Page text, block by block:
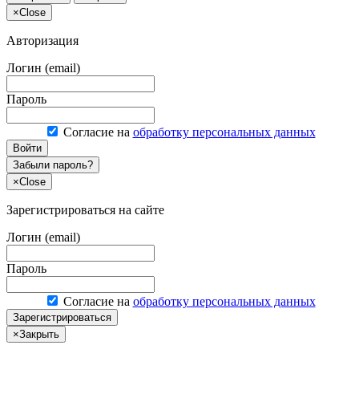
×Close
Авторизация
Логин (email)
Пароль
Согласие на обработку персональных данных
Войти
Забыли пароль?
×Close
Зарегистрироваться на сайте
Логин (email)
Пароль
Согласие на обработку персональных данных
Зарегистрироваться
×Закрыть